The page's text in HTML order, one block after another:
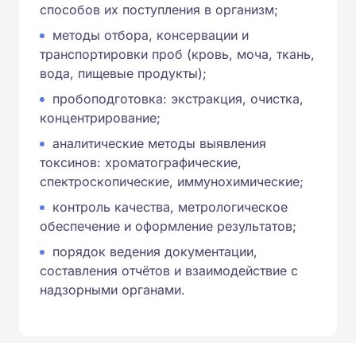
способов их поступления в организм;
методы отбора, консервации и
транспортировки проб (кровь, моча, ткань,
вода, пищевые продукты);
пробоподготовка: экстракция, очистка,
концентрирование;
аналитические методы выявления
токсинов: хроматографические,
спектроскопические, иммунохимические;
контроль качества, метрологическое
обеспечение и оформление результатов;
порядок ведения документации,
составления отчётов и взаимодействие с
надзорными органами.